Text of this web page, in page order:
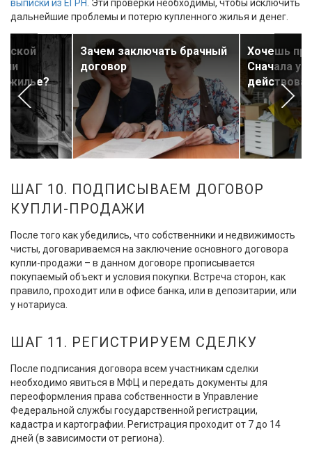
выписки из ЕГРН . Эти проверки необходимы, чтобы исключить
дальнейшие проблемы и потерю купленного жилья и денег.
ли
жилье?
Зачем заключать брачный
договор
Хочешь
Сначала
ШАГ 10. ПОДПИСЫВАЕМ ДОГОВОР
КУПЛИ-ПРОДАЖИ
После того как убедились, что собственники и недвижимость
чисты, договариваемся на заключение основного договора
купли-продажи – в данном договоре прописывается
покупаемый объект и условия покупки. Встреча сторон, как
правило, проходит или в офисе банка, или в депозитарии, или
у нотариуса.
ШАГ 11. РЕГИСТРИРУЕМ СДЕЛКУ
После подписания договора всем участникам сделки
необходимо явиться в МФЦ и передать документы для
переоформления права собственности в Управление
Федеральной службы государственной регистрации,
кадастра и картографии. Регистрация проходит от 7 до 14
дней (в зависимости от региона).